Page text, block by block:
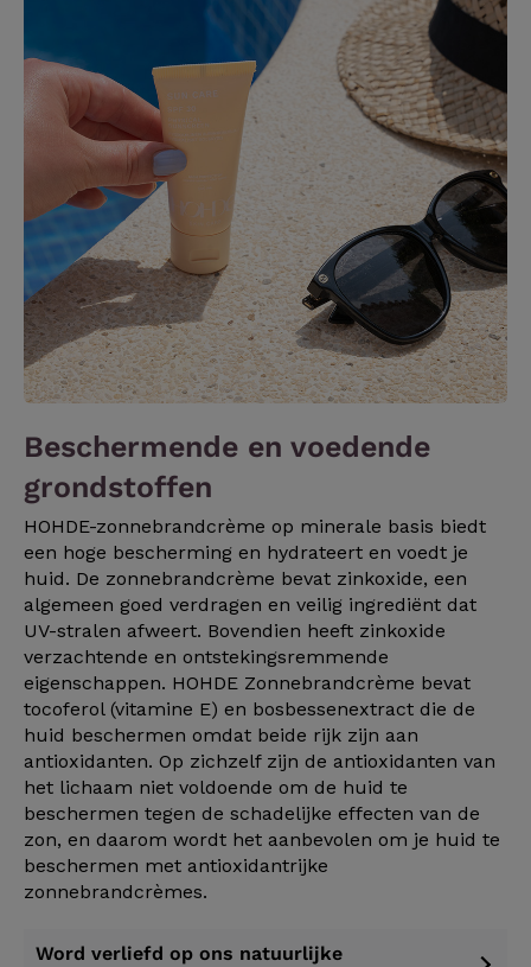
Beschermende en voedende
grondstoffen
HOHDE-zonnebrandcrème op minerale basis biedt
een hoge bescherming en hydrateert en voedt je
huid. De zonnebrandcrème bevat zinkoxide, een
algemeen goed verdragen en veilig ingrediënt dat
UV-stralen afweert. Bovendien heeft zinkoxide
verzachtende en ontstekingsremmende
eigenschappen. HOHDE Zonnebrandcrème bevat
tocoferol (vitamine E) en bosbessenextract die de
huid beschermen omdat beide rijk zijn aan
antioxidanten. Op zichzelf zijn de antioxidanten van
het lichaam niet voldoende om de huid te
beschermen tegen de schadelijke effecten van de
zon, en daarom wordt het aanbevolen om je huid te
beschermen met antioxidantrijke
zonnebrandcrèmes.
Word verliefd op ons natuurlijke